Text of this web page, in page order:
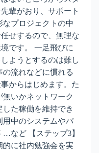
輩がおり、サポート
プロジェクトの中
せするので、無理な
です。 一足飛びに
ようとするのは難し
流れなどに慣れる
からはじめます。た
いかネットワーク
た稼働を維持でき
中のシステムやパ
など 【ステップ3】
的に社内勉強会を実